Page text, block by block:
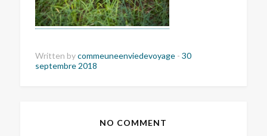
Written bycommeuneenviedevoyage - 30
septembre 2018
NO COMMENT